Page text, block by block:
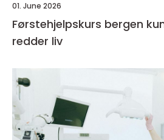
01. June 2026
Førstehjelpskurs bergen kunnskap som
redder liv